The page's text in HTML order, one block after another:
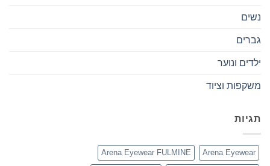
נשים
גברים
ילדים ונוער
משקפות וציוד
תגיות
Arena Eyewear
Arena Eyewear FULMINE